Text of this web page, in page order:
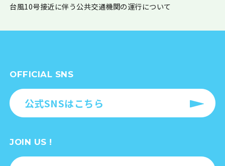
台風10号接近に伴う公共交通機関の運行について
OFFICIAL SNS
公式SNSはこちら
JOIN US !